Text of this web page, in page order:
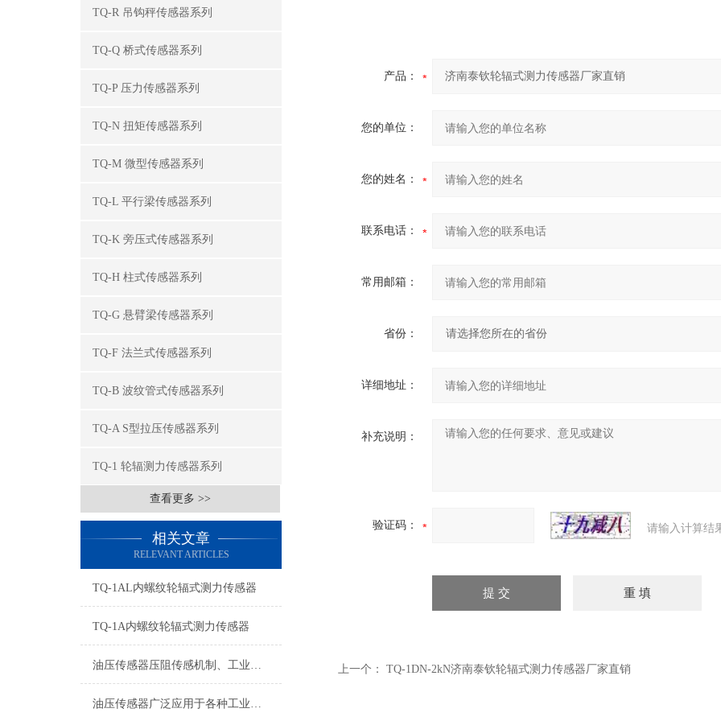
TQ-R 吊钩秤传感器系列
TQ-Q 桥式传感器系列
TQ-P 压力传感器系列
TQ-N 扭矩传感器系列
TQ-M 微型传感器系列
TQ-L 平行梁传感器系列
TQ-K 旁压式传感器系列
TQ-H 柱式传感器系列
TQ-G 悬臂梁传感器系列
TQ-F 法兰式传感器系列
TQ-B 波纹管式传感器系列
TQ-A S型拉压传感器系列
TQ-1 轮辐测力传感器系列
查看更多 >>
相关文章
RELEVANT ARTICLES
TQ-1AL内螺纹轮辐式测力传感器
TQ-1A内螺纹轮辐式测力传感器
油压传感器压阻传感机制、工业工况适配与标准化运维管理
油压传感器广泛应用于各种工业自控环境
产品：
您的单位：
您的姓名：
联系电话：
常用邮箱：
省份：
详细地址：
补充说明：
验证码： 请输入计算结
上一个： TQ-1DN-2kN济南泰钦轮辐式测力传感器厂家直销